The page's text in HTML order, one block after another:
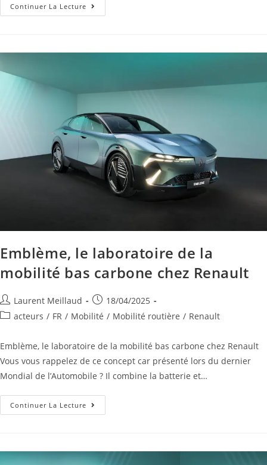
Continuer La Lecture
Emblème, le laboratoire de la
mobilité bas carbone chez Renault
Laurent Meillaud
18/04/2025
acteurs / FR / Mobilité / Mobilité routière / Renault
Emblème, le laboratoire de la mobilité bas carbone chez Renault
Vous vous rappelez de ce concept car présenté lors du dernier
Mondial de l’Automobile ? Il combine la batterie et…
Continuer La Lecture